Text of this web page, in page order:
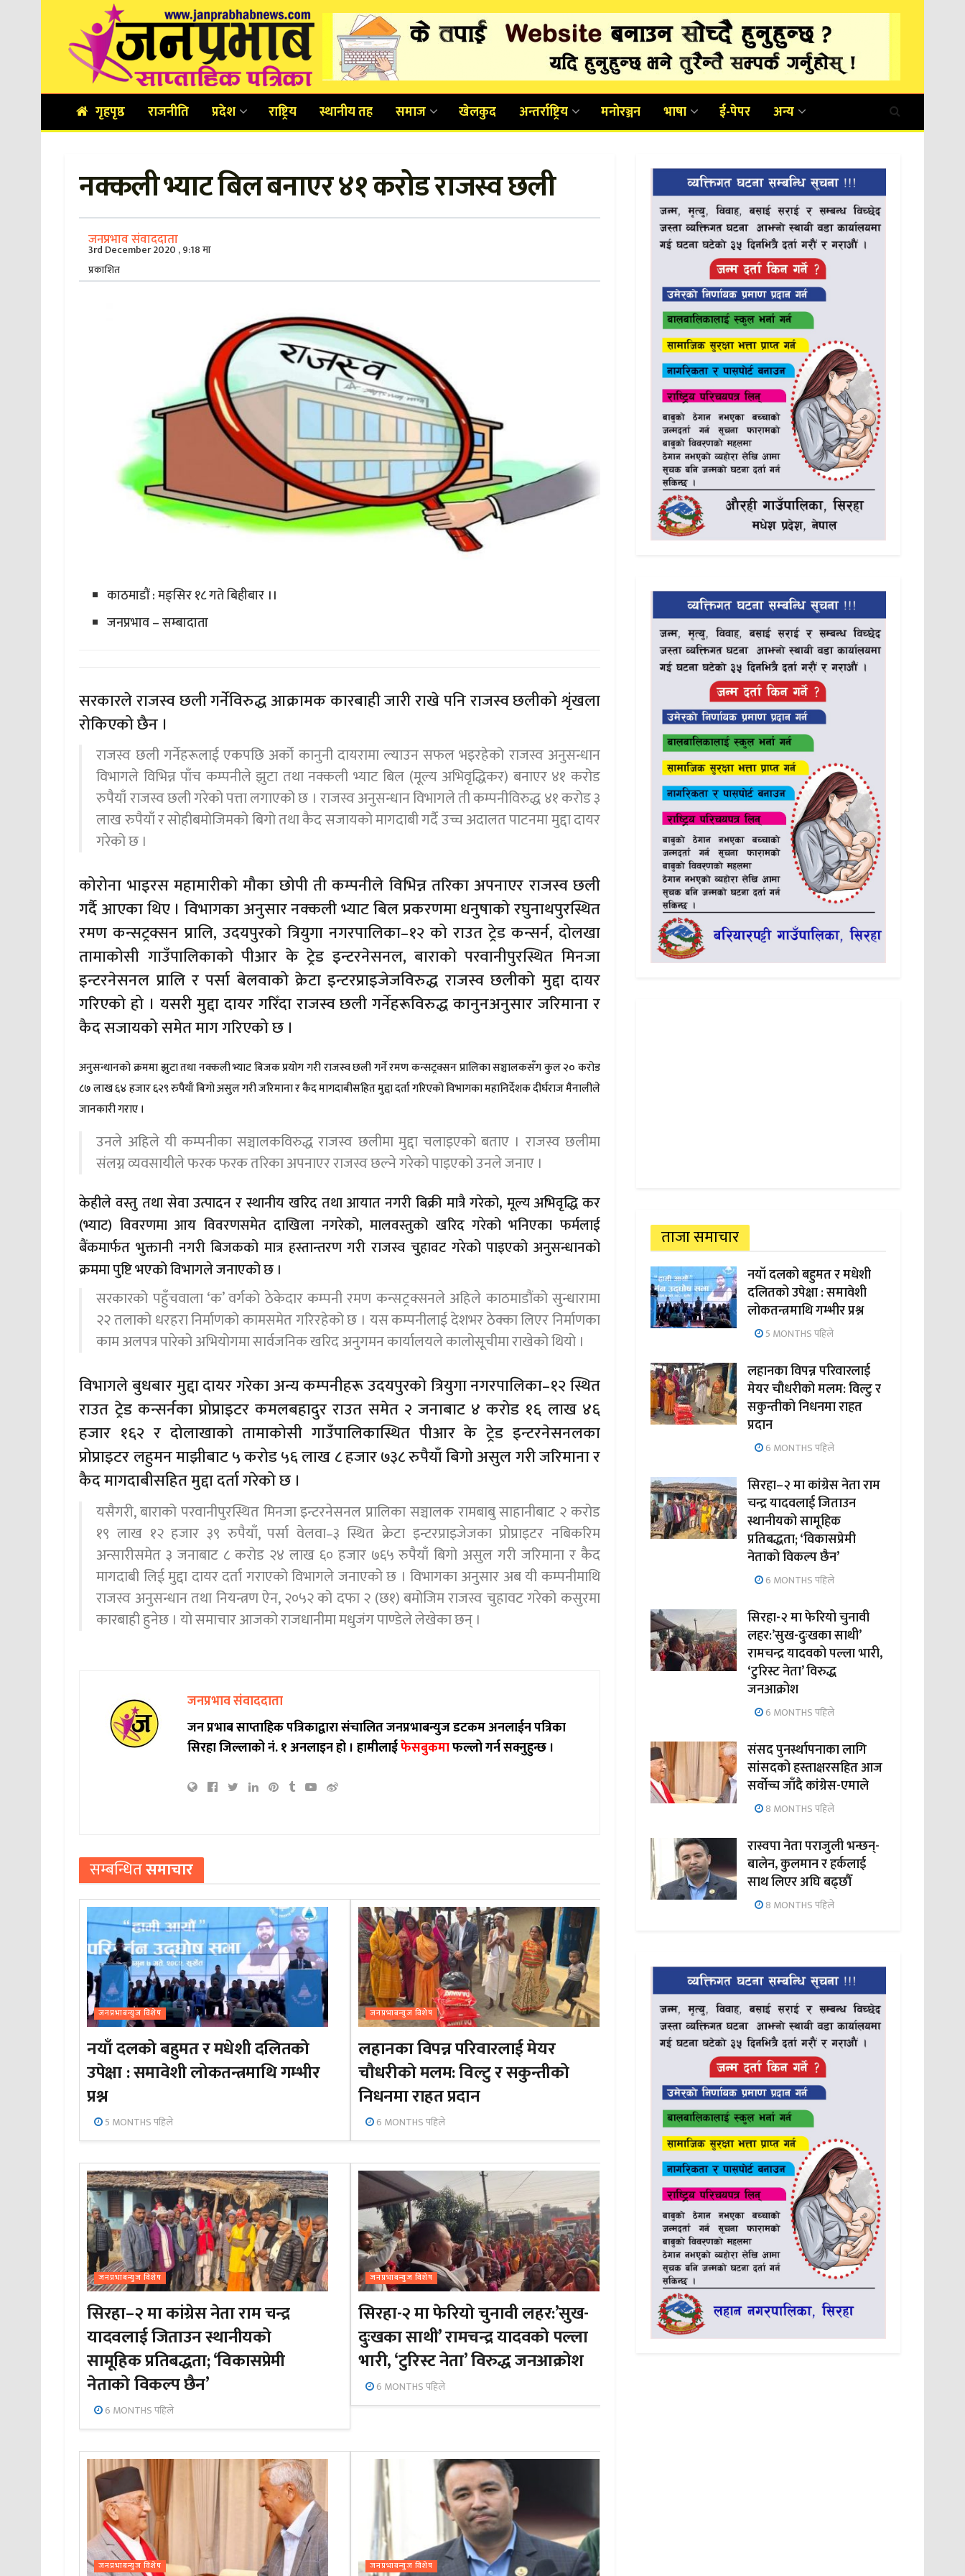
गृहपृष्ठ राजनीति प्रदेश राष्ट्रिय स्थानीय तह समाज खेलकुद अन्तर्राष्ट्रिय मनोरञ्जन भाषा ई-पेपर अन्य
नक्कली भ्याट बिल बनाएर ४१ करोड राजस्व छली
जनप्रभाव संवाददाता
3rd December 2020 , 9:18 मा
प्रकाशित
काठमाडौं : मङ्सिर १८ गते बिहीबार ।।
जनप्रभाव – सम्बादाता
सरकारले राजस्व छली गर्नेविरुद्ध आक्रामक कारबाही जारी राखे पनि राजस्व छलीको शृंखला
रोकिएको छैन ।
राजस्व छली गर्नेहरूलाई एकपछि अर्को कानुनी दायरामा ल्याउन सफल भइरहेको राजस्व अनुसन्धान
विभागले विभिन्न पाँच कम्पनीले झुटा तथा नक्कली भ्याट बिल (मूल्य अभिवृद्धिकर) बनाएर ४१ करोड
रुपैयाँ राजस्व छली गरेको पत्ता लगाएको छ । राजस्व अनुसन्धान विभागले ती कम्पनीविरुद्ध ४१ करोड ३
लाख रुपैयाँ र सोहीबमोजिमको बिगो तथा कैद सजायको मागदाबी गर्दै उच्च अदालत पाटनमा मुद्दा दायर
गरेको छ ।
कोरोना भाइरस महामारीको मौका छोपी ती कम्पनीले विभिन्न तरिका अपनाएर राजस्व छली
गर्दै आएका थिए । विभागका अनुसार नक्कली भ्याट बिल प्रकरणमा धनुषाको रघुनाथपुरस्थित
रमण कन्सट्रक्सन प्रालि, उदयपुरको त्रियुगा नगरपालिका–१२ को राउत ट्रेड कन्सर्न, दोलखा
तामाकोसी गाउँपालिकाको पीआर के ट्रेड इन्टरनेसनल, बाराको परवानीपुरस्थित मिनजा
इन्टरनेसनल प्रालि र पर्सा बेलवाको क्रेटा इन्टरप्राइजेजविरुद्ध राजस्व छलीको मुद्दा दायर
गरिएको हो । यसरी मुद्दा दायर गरिँदा राजस्व छली गर्नेहरूविरुद्ध कानुनअनुसार जरिमाना र
कैद सजायको समेत माग गरिएको छ ।
अनुसन्धानको क्रममा झुटा तथा नक्कली भ्याट बिजक प्रयोग गरी राजस्व छली गर्ने रमण कन्सट्रक्सन प्रालिका सञ्चालकसँग कुल २० करोड
८७ लाख ६४ हजार ६२९ रुपैयाँ बिगो असुल गरी जरिमाना र कैद मागदाबीसहित मुद्दा दर्ता गरिएको विभागका महानिर्देशक दीर्घराज मैनालीले
जानकारी गराए ।
उनले अहिले यी कम्पनीका सञ्चालकविरुद्ध राजस्व छलीमा मुद्दा चलाइएको बताए । राजस्व छलीमा
संलग्न व्यवसायीले फरक फरक तरिका अपनाएर राजस्व छल्ने गरेको पाइएको उनले जनाए ।
केहीले वस्तु तथा सेवा उत्पादन र स्थानीय खरिद तथा आयात नगरी बिक्री मात्रै गरेको, मूल्य अभिवृद्धि कर
(भ्याट) विवरणमा आय विवरणसमेत दाखिला नगरेको, मालवस्तुको खरिद गरेको भनिएका फर्मलाई
बैंकमार्फत भुक्तानी नगरी बिजकको मात्र हस्तान्तरण गरी राजस्व चुहावट गरेको पाइएको अनुसन्धानको
क्रममा पुष्टि भएको विभागले जनाएको छ ।
सरकारको पहुँचवाला ‘क’ वर्गको ठेकेदार कम्पनी रमण कन्सट्रक्सनले अहिले काठमाडौंको सुन्धारामा
२२ तलाको धरहरा निर्माणको कामसमेत गरिरहेको छ । यस कम्पनीलाई देशभर ठेक्का लिएर निर्माणका
काम अलपत्र पारेको अभियोगमा सार्वजनिक खरिद अनुगमन कार्यालयले कालोसूचीमा राखेको थियो ।
विभागले बुधबार मुद्दा दायर गरेका अन्य कम्पनीहरू उदयपुरको त्रियुगा नगरपालिका–१२ स्थित
राउत ट्रेड कन्सर्नका प्रोप्राइटर कमलबहादुर राउत समेत २ जनाबाट ४ करोड १६ लाख ४६
हजार १६२ र दोलाखाको तामाकोसी गाउँपालिकास्थित पीआर के ट्रेड इन्टरनेसनलका
प्रोप्राइटर लहुमन माझीबाट ५ करोड ५६ लाख ८ हजार ७३८ रुपैयाँ बिगो असुल गरी जरिमाना र
कैद मागदाबीसहित मुद्दा दर्ता गरेको छ ।
यसैगरी, बाराको परवानीपुरस्थित मिनजा इन्टरनेसनल प्रालिका सञ्चालक रामबाबु साहानीबाट २ करोड
१९ लाख १२ हजार ३९ रुपैयाँ, पर्सा वेलवा–३ स्थित क्रेटा इन्टरप्राइजेजका प्रोप्राइटर नबिकरिम
अन्सारीसमेत ३ जनाबाट ८ करोड २४ लाख ६० हजार ७६५ रुपैयाँ बिगो असुल गरी जरिमाना र कैद
मागदाबी लिई मुद्दा दायर दर्ता गराएको विभागले जनाएको छ । विभागका अनुसार अब यी कम्पनीमाथि
राजस्व अनुसन्धान तथा नियन्त्रण ऐन, २०५२ को दफा २ (छ१) बमोजिम राजस्व चुहावट गरेको कसुरमा
कारबाही हुनेछ । यो समाचार आजको राजधानीमा मधुजंग पाण्डेले लेखेका छन् ।
जनप्रभाव संवाददाता
जन प्रभाब साप्ताहिक पत्रिकाद्वारा संचालित जनप्रभाबन्युज डटकम अनलाईन पत्रिका
सिरहा जिल्लाको नं. १ अनलाइन हो ।हामीलाईफेसबुकमाफल्लो गर्न सक्नुहुन्छ ।
सम्बन्धितसमाचार
जनप्रभाबन्युज विशेष
नयाँ दलको बहुमत र मधेशी दलितको
उपेक्षा : समावेशी लोकतन्त्रमाथि गम्भीर
प्रश्न
5 MONTHS पहिले
जनप्रभाबन्युज विशेष
लहानका विपन्न परिवारलाई मेयर
चौधरीको मलम: विल्टु र सकुन्तीको
निधनमा राहत प्रदान
6 MONTHS पहिले
जनप्रभाबन्युज विशेष
सिरहा–२ मा कांग्रेस नेता राम चन्द्र
यादवलाई जिताउन स्थानीयको
सामूहिक प्रतिबद्धता; ‘विकासप्रेमी
नेताको विकल्प छैन’
6 MONTHS पहिले
जनप्रभाबन्युज विशेष
सिरहा-२ मा फेरियो चुनावी लहर:’सुख-
दुःखका साथी’ रामचन्द्र यादवको पल्ला
भारी, ‘टुरिस्ट नेता’ विरुद्ध जनआक्रोश
6 MONTHS पहिले
जनप्रभाबन्युज विशेष जनप्रभाबन्युज विशेष
ताजा समाचार
नयाँ दलको बहुमत र मधेशी
दलितको उपेक्षा : समावेशी
लोकतन्त्रमाथि गम्भीर प्रश्न
5 MONTHS पहिले
लहानका विपन्न परिवारलाई
मेयर चौधरीको मलम: विल्टु र
सकुन्तीको निधनमा राहत
प्रदान
6 MONTHS पहिले
सिरहा–२ मा कांग्रेस नेता राम
चन्द्र यादवलाई जिताउन
स्थानीयको सामूहिक
प्रतिबद्धता; ‘विकासप्रेमी
नेताको विकल्प छैन’
6 MONTHS पहिले
सिरहा-२ मा फेरियो चुनावी
लहर:’सुख-दुःखका साथी’
रामचन्द्र यादवको पल्ला भारी,
‘टुरिस्ट नेता’ विरुद्ध
जनआक्रोश
6 MONTHS पहिले
संसद पुनर्स्थापनाका लागि
सांसदको हस्ताक्षरसहित आज
सर्वोच्च जाँदै कांग्रेस-एमाले
8 MONTHS पहिले
रास्वपा नेता पराजुली भन्छन्-
बालेन, कुलमान र हर्कलाई
साथ लिएर अघि बढ्छौँ
8 MONTHS पहिले